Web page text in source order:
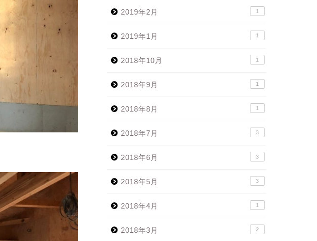
2019年2月 1
2019年1月 1
2018年10月 1
2018年9月 1
2018年8月 1
2018年7月 3
2018年6月 3
2018年5月 3
2018年4月 1
2018年3月 2